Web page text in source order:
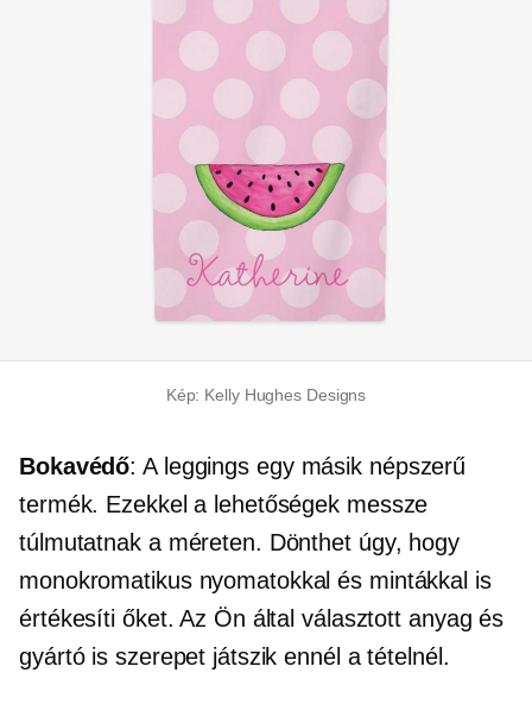
Kép: Kelly Hughes Designs
Bokavédő: A leggings egy másik népszerű
termék. Ezekkel a lehetőségek messze
túlmutatnak a méreten. Dönthet úgy, hogy
monokromatikus nyomatokkal és mintákkal is
értékesíti őket. Az Ön által választott anyag és
gyártó is szerepet játszik ennél a tételnél.